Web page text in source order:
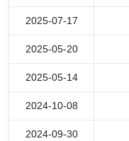
2025-07-17
2025-05-20
2025-05-14
2024-10-08
2024-09-30